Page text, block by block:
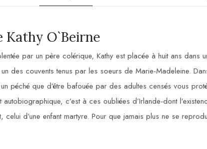
Kathy O`Beirne
par un père colérique, Kathy est placée à huit ans dans
des couvents tenus par les soeurs de Marie-Madeleine.
péché que d’être bafouée par des adultes censés vous
c’est à ces oubliées d’Irlande-dont
d’une enfant martyre. Pour que jamais plus ne se